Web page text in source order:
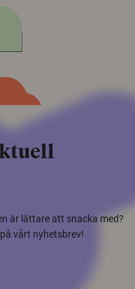
är lättare att snacka med?
vårt nyhetsbrev!